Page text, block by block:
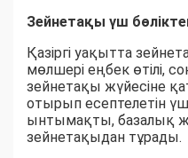
Зейнетақы үш
Қазіргі уақытта
мөлшері еңбек өтілі,
зейнетақы жүйесіне
отырып есептелетін
ынтымақты, базалық
зейнетақыдан тұрады.